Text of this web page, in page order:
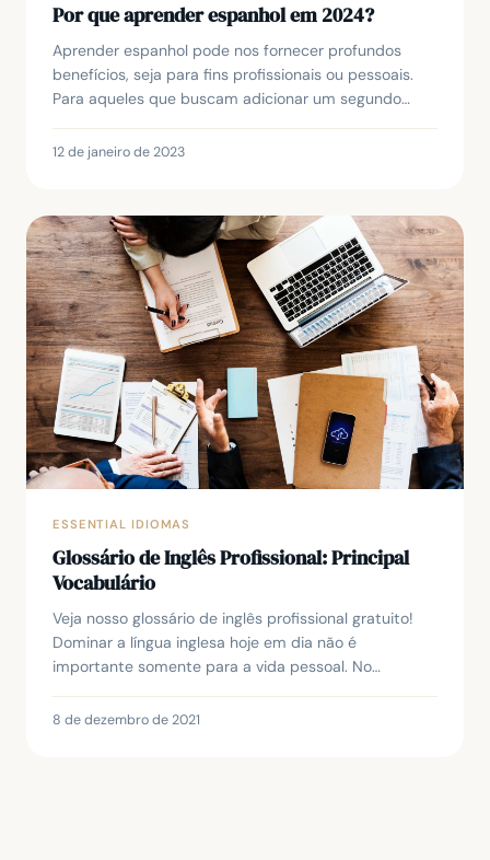
Por que aprender espanhol em 2024?
Aprender espanhol pode nos fornecer profundos
benefícios, seja para fins profissionais ou pessoais.
Para aqueles que buscam adicionar um segundo
um...
12 de janeiro de 2023
ESSENTIAL IDIOMAS
Glossário de Inglês Profissional: Principal
Vocabulário
Veja nosso glossário de inglês profissional gratuito!
Dominar a língua inglesa hoje em dia não é
importante somente para a vida pessoal. No
ser a ...
8 de dezembro de 2021